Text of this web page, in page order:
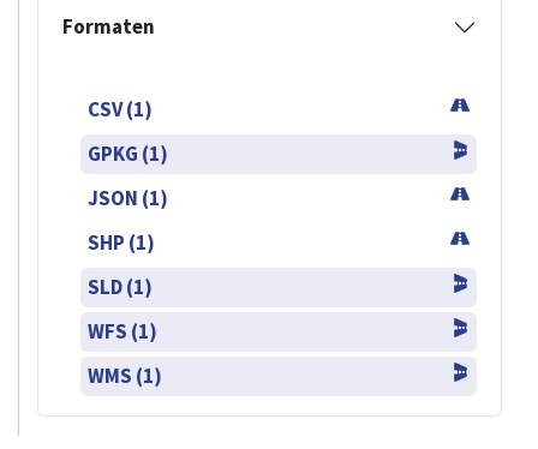
Formaten
CSV (1)
GPKG (1)
JSON (1)
SHP (1)
SLD (1)
WFS (1)
WMS (1)